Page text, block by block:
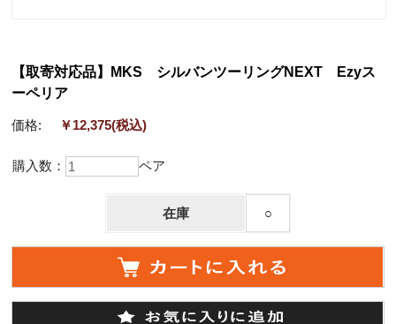
【取寄対応品】MKS シルバンツーリングNEXT Ezyス
ーペリア
価格: ￥12,375(税込)
購入数： ペア
在庫 ○